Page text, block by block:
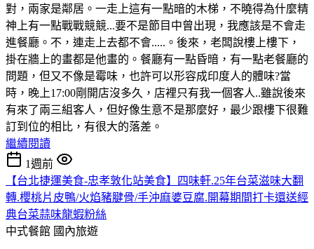
對，兩家是鄰居。一走上這有一點暗的木梯，不曉得為什麼精
神上有一點戰戰競競...要不是節目中曾出現，我應該是不會走
進餐廳。不，連走上去都不會.....。後來，老闆說樓上樓下，
掛在牆上的畫都是他畫的。餐廳有一點昏暗，有一點老餐廳的
問題，但又不像是霉味，也許可以形容成印度人的體味?當
時，晚上17:00剛開店沒多久，店裡只有我一個客人..雖說後來
有來了兩三組客人，但好像生意不是那麼好，最少跟樓下很難
訂到位的相比，有很大的落差。
繼續閱讀
1週前
【台北捷運美食-忠孝敦化站美食】四味軒.25年台菜滋味大翻
轉.櫻桃片皮鴨/火焰豬腱骨/手沖麻婆豆腐.開幕期間打卡還送經
典台菜蒜味龍蝦粉絲
中式餐館 國內旅遊